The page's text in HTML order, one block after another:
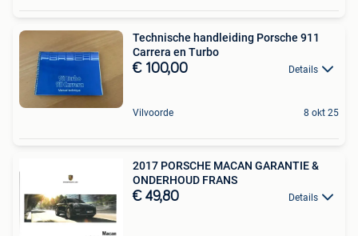
Technische handleiding Porsche 911
Carrera en Turbo
€ 100,00 Details
Vilvoorde 8 okt 25
2017 PORSCHE MACAN GARANTIE &
ONDERHOUD FRANS
€ 49,80 Details